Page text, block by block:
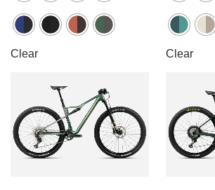
Clear Clear